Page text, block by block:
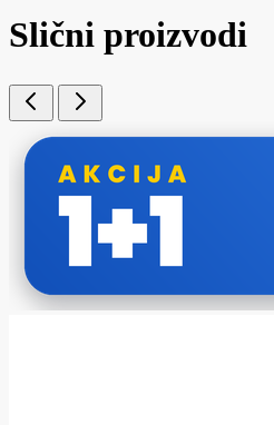
Slični proizvodi